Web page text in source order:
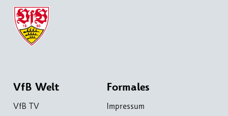
VfB Welt
VfB TV
Formales
Impressum